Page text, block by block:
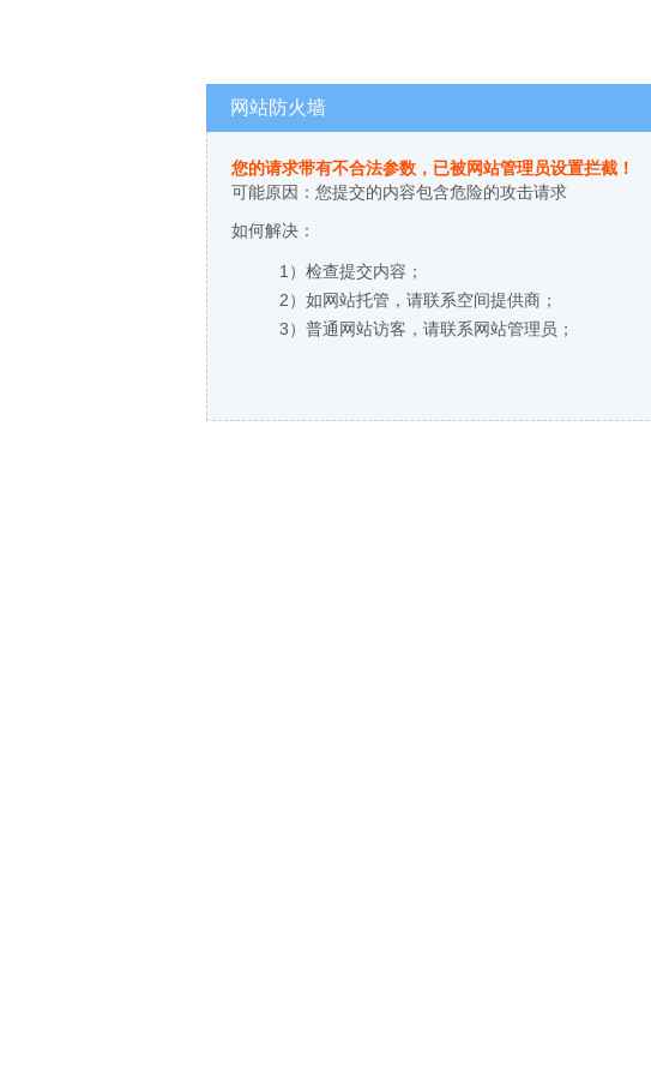
网站防火墙
您的请求带有不合法参数，已被网站管理员设置拦截！
可能原因：您提交的内容包含危险的攻击请求
如何解决：
1）检查提交内容；
2）如网站托管，请联系空间提供商；
3）普通网站访客，请联系网站管理员；